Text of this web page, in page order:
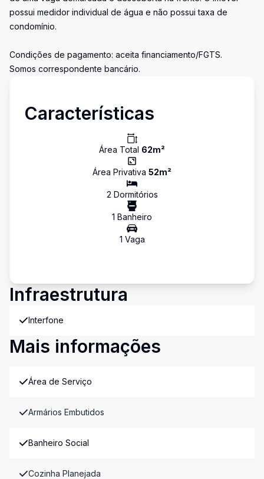
possui medidor individual de água e não possui taxa de
condomínio.
Condições de pagamento: aceita financiamento/FGTS.
Somos correspondente bancário.
Características
Área Total 62m²
Área Privativa 52m²
2 Dormitórios
1 Banheiro
1 Vaga
Infraestrutura
Interfone
Mais informações
Área de Serviço
Armários Embutidos
Banheiro Social
Cozinha Planejada